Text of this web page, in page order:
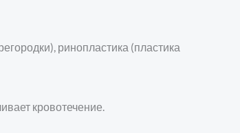
ринопластика (пластика
кровотечение.